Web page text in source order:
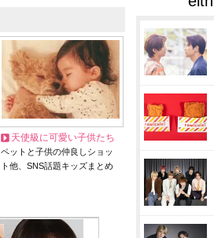
天使級に可愛い子供たち
ペットと子供の仲良しショッ
ト他、SNS話題キッズまとめ